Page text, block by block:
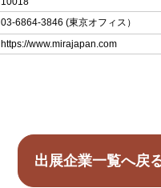
03-6864-3846 (東京オフィス）
https://www.mirajapan.com
出展企業一覧へ戻